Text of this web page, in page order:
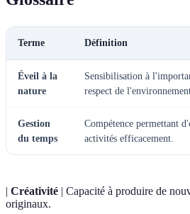
Terme Définition
Éveil à la
nature
Sensibilisation à
respect de
Gestion
du temps
Compétence permettant
activités efficacement.
| Créativité | Capacité à produire de
originaux.